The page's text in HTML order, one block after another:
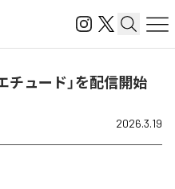
チュード」を配信開始
2026.3.19